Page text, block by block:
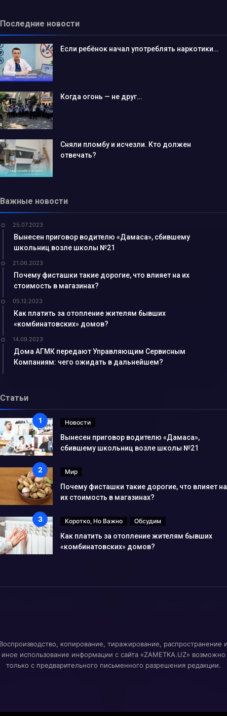
Последние новости
Если ребёнок начал употреблять наркотики…
Когда огонь — не друг…
Сняли пломбу и исчезли. Кто должен
отвечать?
Важные новости
25.07.2023
Вынесен приговор водителю «Дамаса», сбившему
школьниц возле школы №21
21.06.2023
Почему фисташки такие дорогие, что влияет на их
стоимость в магазинах?
05.12.2023
Как платить за отопление жителям бывших
«комбинатовских» домов?
14.09.2023
Дома АГМК передают Управляющим Сервисным
Компаниям: чего ожидать в дальнейшем?
Статьи
Новости
Вынесен приговор водителю «Дамаса»,
сбившему школьниц возле школы №21
Мир
Почему фисташки такие дорогие, что влияет на
их стоимость в магазинах?
Коротко, Но Важно Обсудим
Как платить за отопление жителям бывших
«комбинатовских» домов?
копирование, тиражирование, распространение
иное использование информации с сайта «ZAMETKA.UZ» возможно
только с предварительного письменного разрешения редакции.